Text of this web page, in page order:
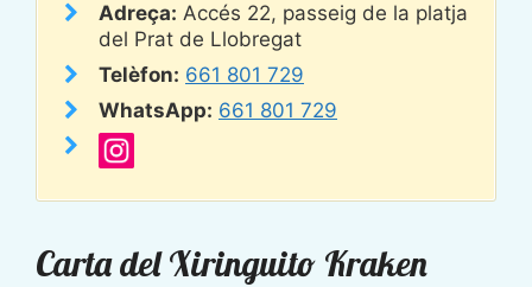
Adreça: Accés 22, passeig de la platja
del Prat de Llobregat
Telèfon: 661 801 729
WhatsApp: 661 801 729
Carta del Xiringuito Kraken